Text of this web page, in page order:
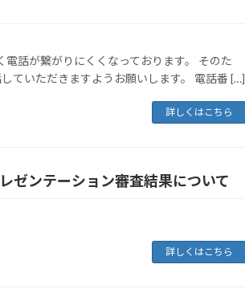
話が繋がりにくくなっております。 そのた
ていただきますようお願いします。 電話番 […]
詳しくはこちら
ゼンテーション審査結果について
詳しくはこちら